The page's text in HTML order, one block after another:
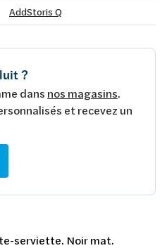
AddStoris Q
?
dans nos magasins.
et recevez un
serviette. Noir mat.